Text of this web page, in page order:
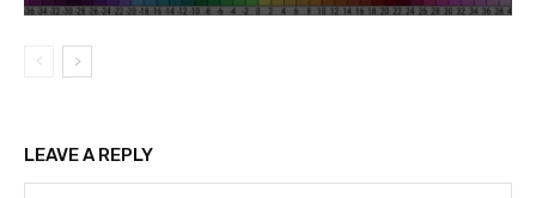
LEAVE A REPLY